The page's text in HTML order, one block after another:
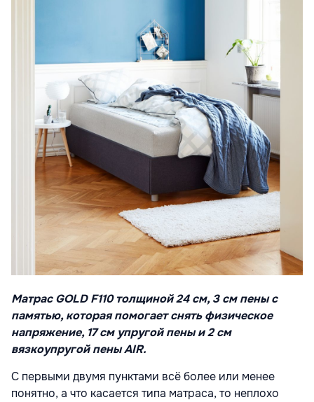
Матрас GOLD F110 толщиной 24 cм, 3 cм пены с
памятью, которая помогает снять физическое
напряжение, 17 cм упругой пены и 2 cм
вязкоупругой пены AIR.
С первыми двумя пунктами всё более или менее
понятно, а что касается типа матраса, то неплохо